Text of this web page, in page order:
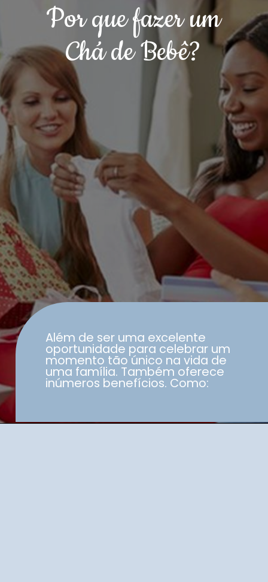
Por que fazer um
Chá de Bebê?
Além de ser uma excelente
oportunidade para celebrar um
momento tão único na vida de
uma família. Também oferece
inúmeros benefícios. Como: